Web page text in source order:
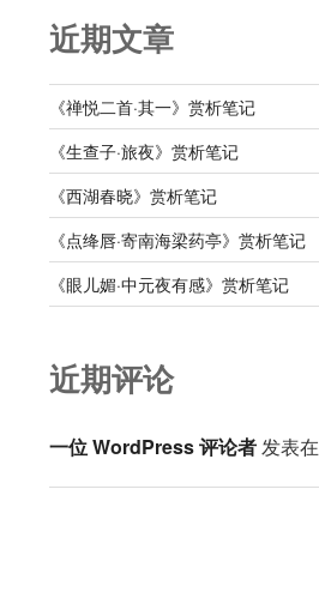
近期文章
《禅悦二首·其一》赏析笔记
《生查子·旅夜》赏析笔记
《西湖春晓》赏析笔记
《点绛唇·寄南海梁药亭》赏析笔记
《眼儿媚·中元夜有感》赏析笔记
近期评论
一位 WordPress 评论者发表在